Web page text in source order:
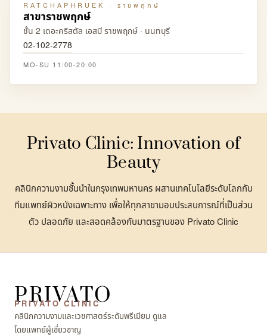
RATCHAPHRUEK · ราชพฤกษ์
สาขาราชพฤกษ์
ชั้น 2 เดอะคริสตัล เอสบี ราชพฤกษ์ · นนทบุรี
02-102-2778
MO-SU 11:00-20:00
Privato Clinic: Innovation of
Beauty
คลินิกความงามชั้นนำในกรุงเทพมหานคร ผสานเทคโนโลยีระดับโลกกับ
ทีมแพทย์ผิวหนังเฉพาะทาง เพื่อให้ทุกสาขามอบประสบการณ์ที่เป็นส่วน
ตัว ปลอดภัย และสอดคล้องกับมาตรฐานของ Privato Clinic
PRIVATO
PRIVATO CLINIC
คลินิกความงามและเวชศาสตร์ระดับพรีเมียม ดูแล
โดยแพทย์ผู้เชี่ยวชาญ